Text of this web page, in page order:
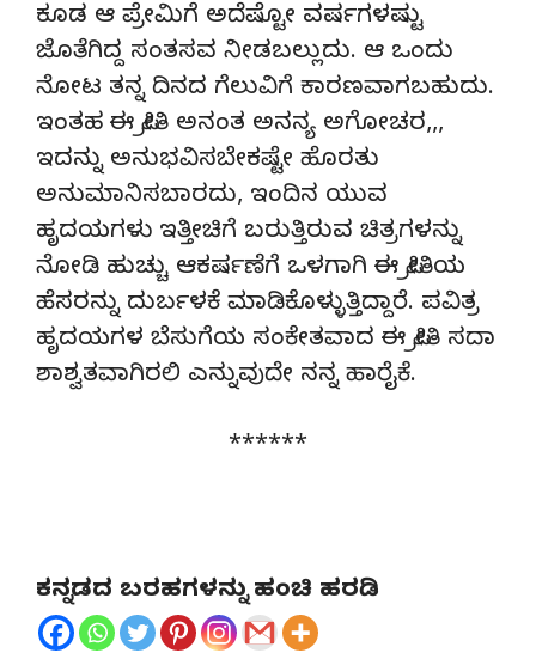
ಕೂಡ ಆ ಪ್ರೇಮಿಗೆ ಅದೆಷ್ಟೋ ವರ್ಷಗಳಷ್ಟು
ಜೊತೆಗಿದ್ದ ಸಂತಸವ ನೀಡಬಲ್ಲುದು. ಆ ಒಂದು
ನೋಟ ತನ್ನ ದಿನದ ಗೆಲುವಿಗೆ ಕಾರಣವಾಗಬಹುದು.
ಇಂತಹ ಈ ಪ್ರೀತಿ ಅನಂತ ಅನನ್ಯ ಅಗೋಚರ,,,
ಇದನ್ನು ಅನುಭವಿಸಬೇಕಷ್ಟೇ ಹೊರತು
ಅನುಮಾನಿಸಬಾರದು, ಇಂದಿನ ಯುವ
ಹೃದಯಗಳು ಇತ್ತೀಚಿಗೆ ಬರುತ್ತಿರುವ ಚಿತ್ರಗಳನ್ನು
ನೋಡಿ ಹುಚ್ಚು ಆಕರ್ಷಣೆಗೆ ಒಳಗಾಗಿ ಈ ಪ್ರೀತಿಯ
ಹೆಸರನ್ನು ದುರ್ಬಳಕೆ ಮಾಡಿಕೊಳ್ಳುತ್ತಿದ್ದಾರೆ. ಪವಿತ್ರ
ಹೃದಯಗಳ ಬೆಸುಗೆಯ ಸಂಕೇತವಾದ ಈ ಪ್ರೀತಿ ಸದಾ
ಶಾಶ್ವತವಾಗಿರಲಿ ಎನ್ನುವುದೇ ನನ್ನ ಹಾರೈಕೆ.
******
ಕನ್ನಡದ ಬರಹಗಳನ್ನು ಹಂಚಿ ಹರಡಿ